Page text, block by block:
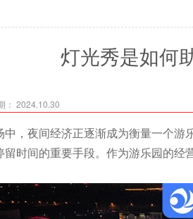
灯光秀是如何
： 2024.10.30
，夜间经济正逐渐成为衡量一个
时间的重要手段。作为游乐园的